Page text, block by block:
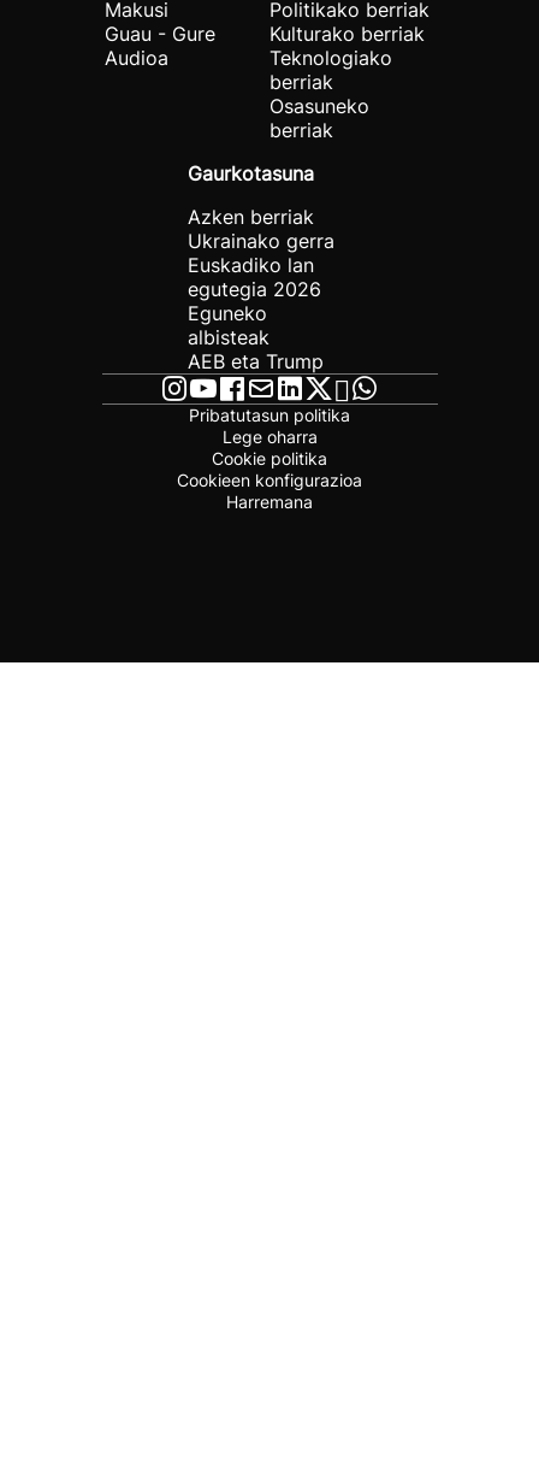
Makusi
Guau - Gure
Audioa
Politikako berriak
Kulturako berriak
Teknologiako
berriak
Osasuneko
berriak
Gaurkotasuna
Azken berriak
Ukrainako gerra
Euskadiko lan
egutegia 2026
Eguneko
albisteak
AEB eta Trump
Pribatutasun politika
Lege oharra
Cookie politika
Cookieen konfigurazioa
Harremana